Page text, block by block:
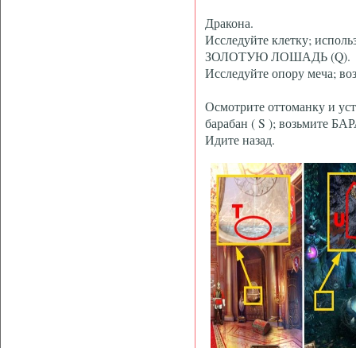
Дракона.
Исследуйте клетку;
ЗОЛОТУЮ ЛОШАДЬ (Q).
Исследуйте опору
Осмотрите оттоманку и
барабан ( S ); возьмите
Идите назад.